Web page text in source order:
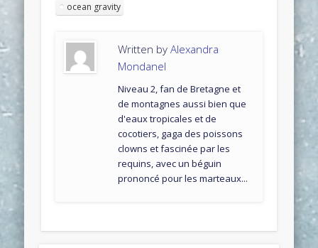
ocean gravity
Written byAlexandra
Mondanel
Niveau 2, fan de Bretagne et
de montagnes aussi bien que
d'eaux tropicales et de
cocotiers, gaga des poissons
clowns et fascinée par les
requins, avec un béguin
prononcé pour les marteaux...